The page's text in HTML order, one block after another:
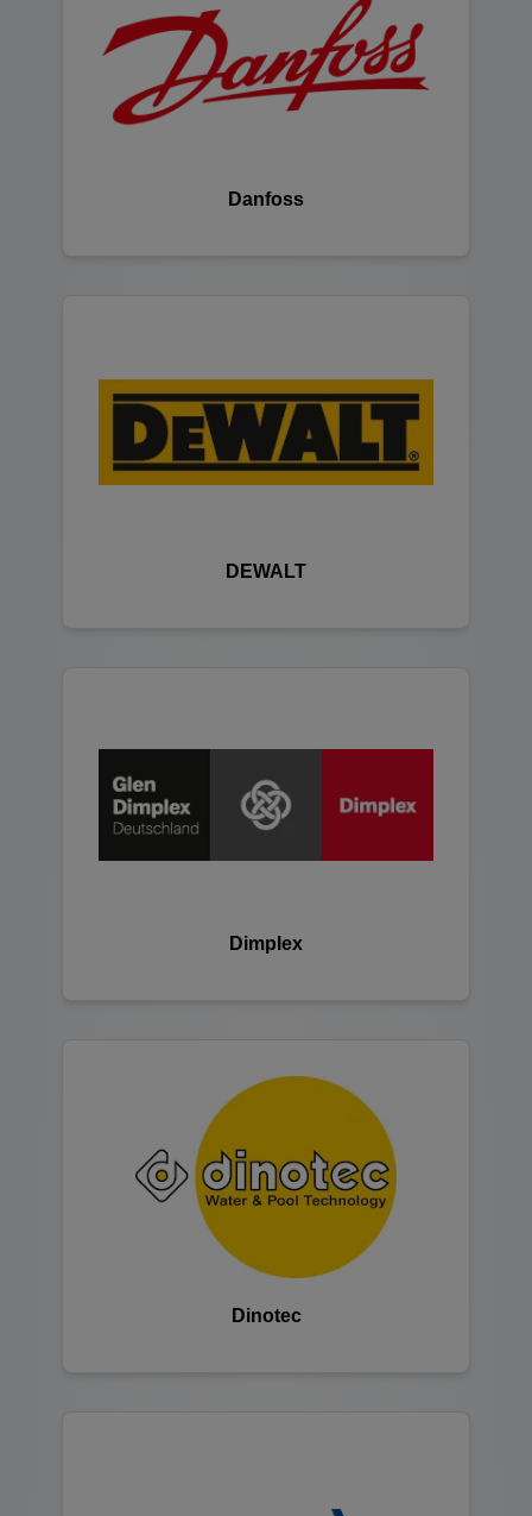
Danfoss
DEWALT
Dimplex
Dinotec